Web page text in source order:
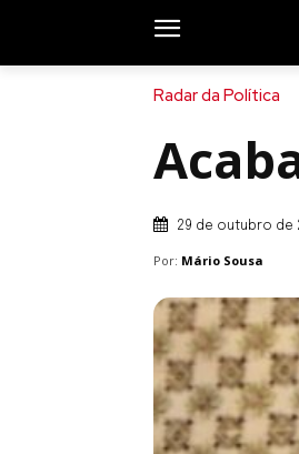
Radar da Política
29 de outubro de
Por: Mário Sousa